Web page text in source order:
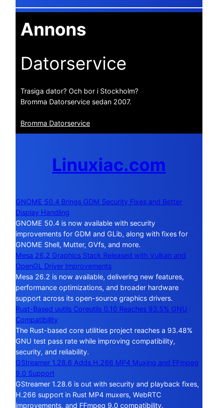
Annons
Datorservice
Trasiga dator? Och bor i Stockholm?
Bromma Datorservice sedan 2007.
Bromma Datorservice
Linuxiac.com
GNOME 50.4 Brings GDM Security Fixes and Better
Display Handling
GNOME 50.4 is now available with security
improvements for GDM and GLib, along with fixes for
GNOME Shell, Mutter, GVfs, and more.
Mesa 26.2 Graphics Stack Released with Vulkan and
OpenGL Driver Improvements
Mesa 26.2 is now available, delivering new features,
performance optimizations, and broader hardware
support across its open-source graphics drivers.
Rust-Based uutils Coreutils 0.10 Reaches 93.5% GNU
Compatibility
The Rust-based core utilities project reaches a 93.48%
GNU test pass rate while improving compatibility,
security, and reliability.
GStreamer 1.28.6 Adds H.266 MP4 Muxing and FFmpeg
9.0 Support
GStreamer 1.28.6 is out with security and playback fixes,
H.266 support in Rust MP4 muxers, WebRTC
improvements, and FFmpeg 9.0 compatibility.